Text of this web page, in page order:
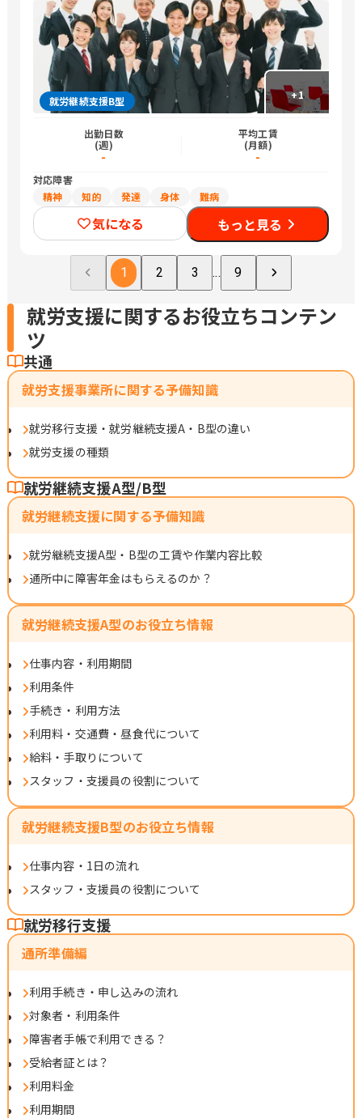
+1
就労継続支援B型
出勤日数
(週)
-
平均工賃
(月額)
-
対応障害
精神
知的 発達 身体 難病
気になる もっと見る
1 2 3 ... 9
就労支援に関するお役立ちコンテン
ツ
共通
就労支援事業所に関する予備知識
就労移行支援・就労継続支援A・B型の違い
就労支援の種類
就労継続支援A型/B型
就労継続支援に関する予備知識
就労継続支援A型・B型の工賃や作業内容比較
通所中に障害年金はもらえるのか？
就労継続支援A型のお役立ち情報
仕事内容・利用期間
利用条件
手続き・利用方法
利用料・交通費・昼食代について
給料・手取りについて
スタッフ・支援員の役割について
就労継続支援B型のお役立ち情報
仕事内容・1日の流れ
スタッフ・支援員の役割について
就労移行支援
通所準備編
利用手続き・申し込みの流れ
対象者・利用条件
障害者手帳で利用できる？
受給者証とは？
利用料金
利用期間